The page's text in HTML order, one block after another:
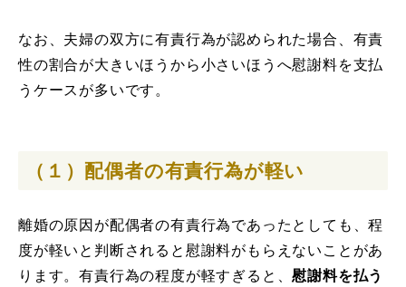
なお、夫婦の双方に有責行為が認められた場合、有責
性の割合が大きいほうから小さいほうへ慰謝料を支払
うケースが多いです。
（１）配偶者の有責行為が軽い
離婚の原因が配偶者の有責行為であったとしても、程
度が軽いと判断されると慰謝料がもらえないことがあ
ります。有責行為の程度が軽すぎると、慰謝料を払う